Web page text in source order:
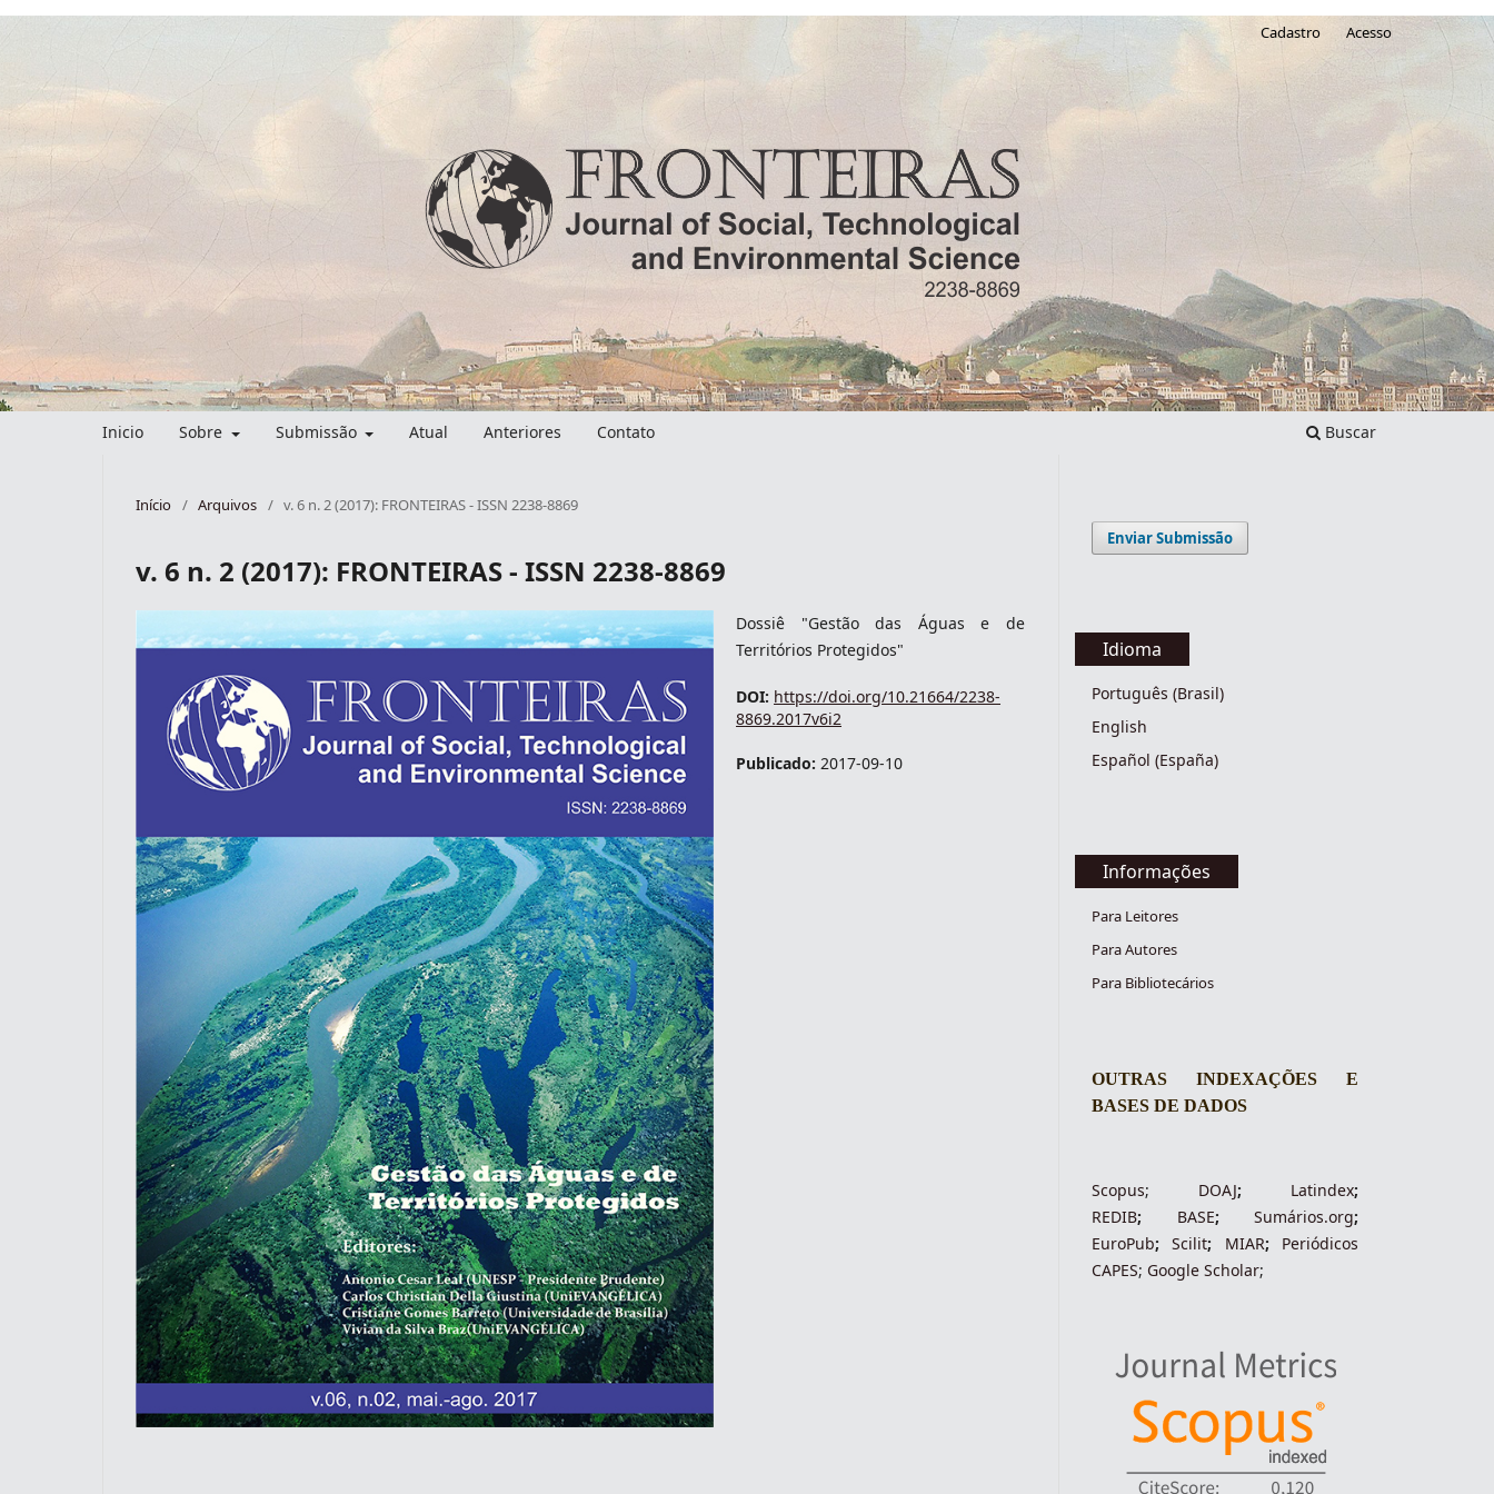
Inicio Sobre Submissão Atual Anteriores Contato Buscar
Cadastro Acesso
Início / Arquivos / v. 6 n. 2 (2017): FRONTEIRAS - ISSN 2238-8869
v. 6 n. 2 (2017): FRONTEIRAS - ISSN 2238-8869
Dossiê "Gestão das Águas e de
Territórios Protegidos"
DOI: https://doi.org/10.21664/2238-
8869.2017v6i2
Publicado:2017-09-10
Enviar Submissão
Idioma
Português (Brasil)
English
Español (España)
Informações
Para Leitores
Para Autores
Para Bibliotecários
indexacoes-fronteiras
OUTRAS INDEXAÇÕES E
BASES DE DADOS
Scopus; DOAJ; Latindex;
REDIB; BASE; Sumários.org;
EuroPub; Scilit; MIAR; Periódicos
CAPES; Google Scholar;
indexadores-fronteiras